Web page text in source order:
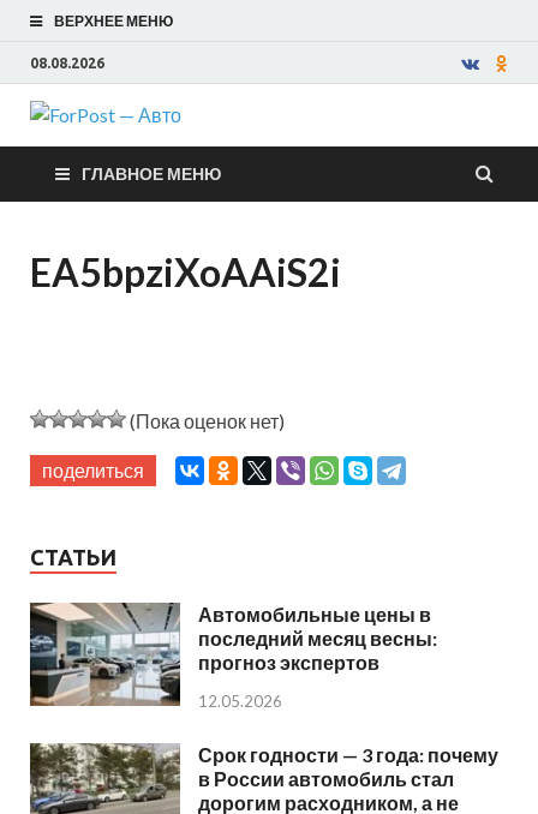
ВЕРХНЕЕ МЕНЮ
08.08.2026
ForPost —
Авто
ГЛАВНОЕ МЕНЮ
EA5bpziXoAAiS2i
(Пока оценок нет)
поделиться
СТАТЬИ
Автомобильные цены в
последний месяц весны:
прогноз экспертов
12.05.2026
Срок годности — 3 года: почему
в России автомобиль стал
дорогим расходником, а не